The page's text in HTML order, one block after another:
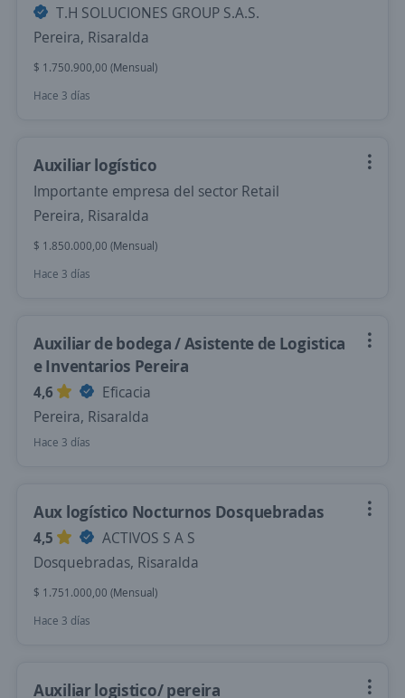
T.H SOLUCIONES GROUP S.A.S.
Pereira, Risaralda
$ 1.750.900,00 (Mensual)
Hace 3 días
Auxiliar logístico
Importante empresa del sector Retail
Pereira, Risaralda
$ 1.850.000,00 (Mensual)
Hace 3 días
Auxiliar de bodega / Asistente de Logistica
e Inventarios Pereira
4,6
Eficacia
Pereira, Risaralda
Hace 3 días
Aux logístico Nocturnos Dosquebradas
4,5
ACTIVOS S A S
Dosquebradas, Risaralda
$ 1.751.000,00 (Mensual)
Hace 3 días
Auxiliar logistico/ pereira